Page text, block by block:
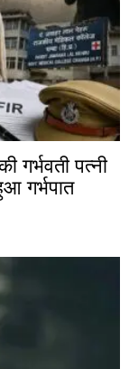
गर्भवती पत्नी
गर्भपात